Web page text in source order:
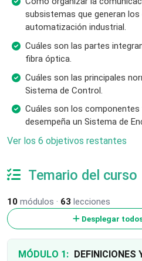
subsistemas que generan
automatización industrial.
Cuáles son las partes
fibra óptica.
Cuáles son las principales
Sistema de Control.
Cuáles son los
desempeña un Sistema de
Ver los 6 objetivos restantes
Temario del curso
10 módulos · 63 lecciones
Desplegar
MÓDULO 1: DEFINICIONES